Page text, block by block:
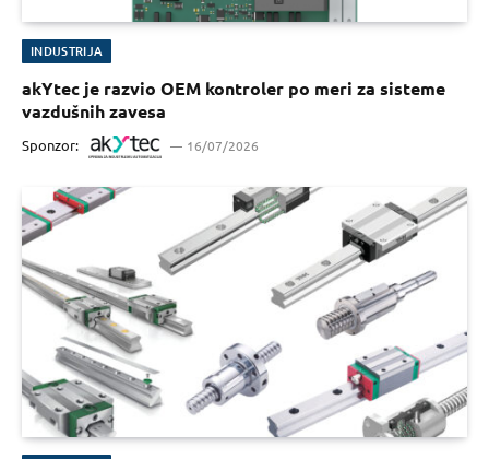
INDUSTRIJA
akYtec je razvio OEM kontroler po meri za sisteme
vazdušnih zavesa
Sponzor: 16/07/2026